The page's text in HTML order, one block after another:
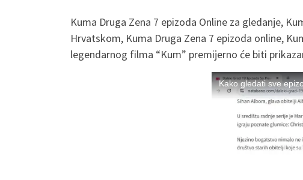
Kuma Druga Zena 7 epizoda Online za gledanje,
Hrvatskom, Kuma Druga Zena 7 epizoda online,
legendarnog filma “Kum” premijerno će biti